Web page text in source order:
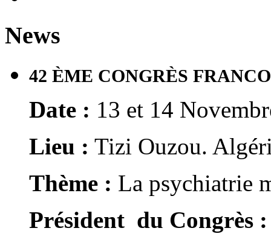
News
42 ÈME CONGRÈS
Date : 13 et 14
Lieu : Tizi Ouzou.
Thème : La psychiatrie
Président du Congrès :